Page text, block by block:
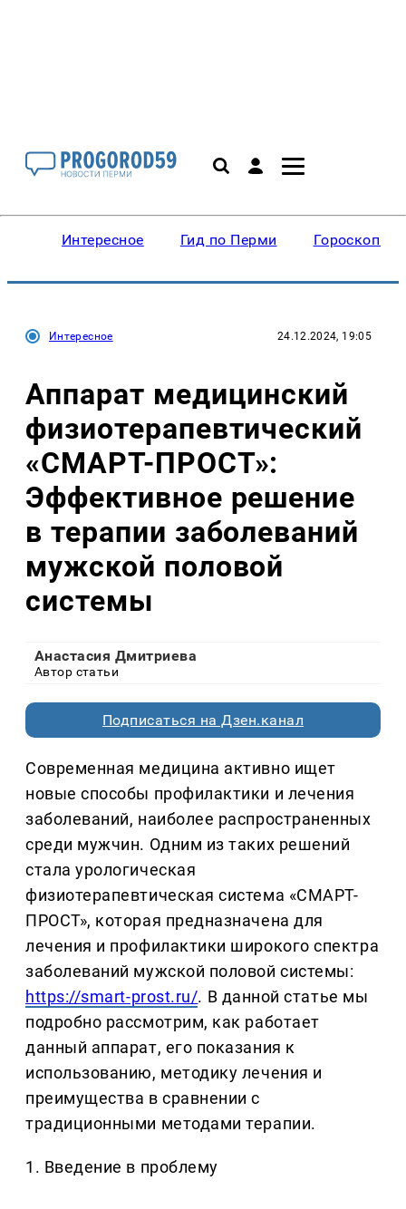
Интересное Гид по Перми Гороскопы
Интересное 24.12.2024, 19:05
Аппарат медицинский
физиотерапевтический
«СМАРТ-ПРОСТ»:
Эффективное решение
в терапии заболеваний
мужской половой
системы
Анастасия Дмитриева
Автор статьи
Подписаться на Дзен.канал
Современная медицина активно ищет
новые способы профилактики и лечения
заболеваний, наиболее распространенных
среди мужчин. Одним из таких решений
стала урологическая
физиотерапевтическая система «СМАРТ-
ПРОСТ», которая предназначена для
лечения и профилактики широкого спектра
заболеваний мужской половой системы:
https://smart-prost.ru/. В данной статье мы
подробно рассмотрим, как работает
данный аппарат, его показания к
использованию, методику лечения и
преимущества в сравнении с
традиционными методами терапии.
1. Введение в проблему